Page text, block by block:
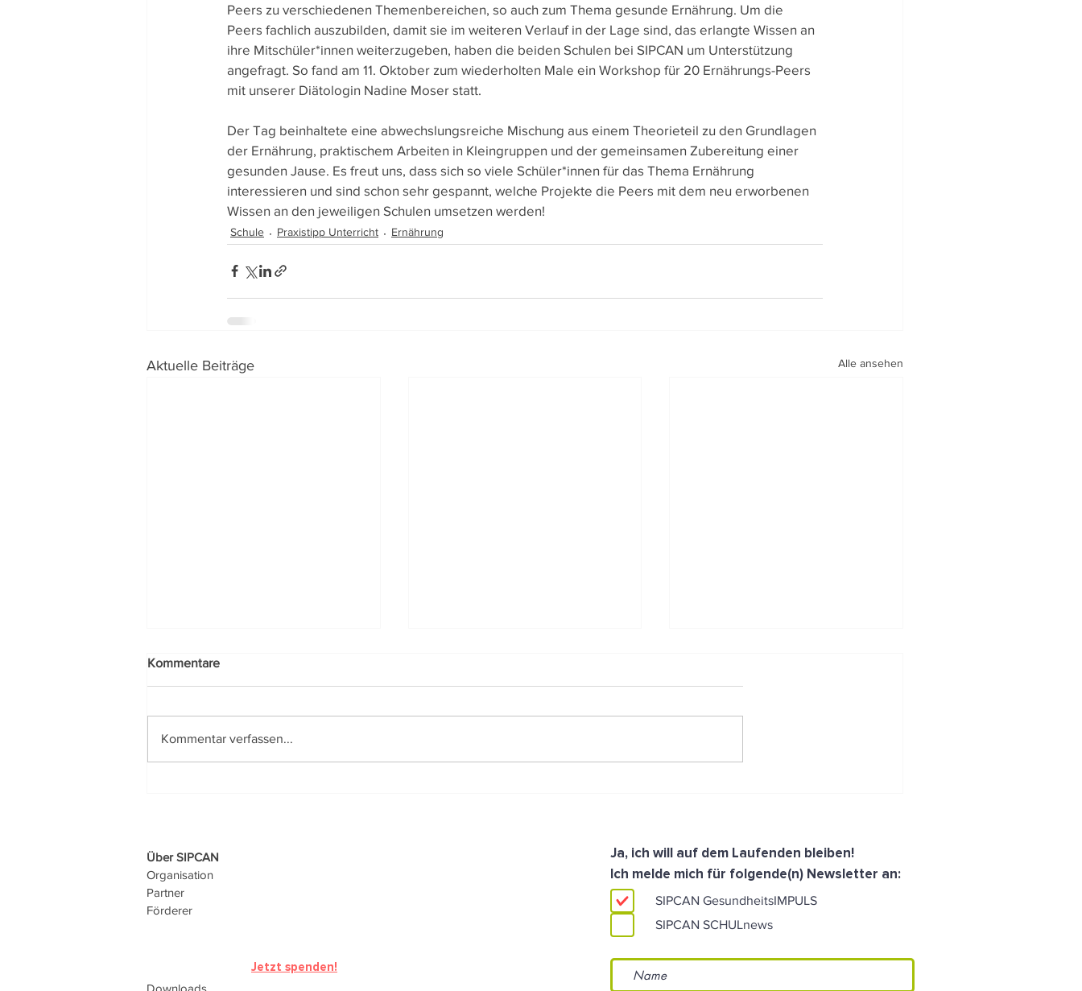
Peers zu verschiedenen Themenbereichen, so auch zum Thema gesunde Ernährung. Um die
Peers fachlich auszubilden, damit sie im weiteren Verlauf in der Lage sind, das erlangte Wissen an
ihre Mitschüler*innen weiterzugeben, haben die beiden Schulen bei SIPCAN um Unterstützung
angefragt. So fand am 11. Oktober zum wiederholten Male ein Workshop für 20 Ernährungs-Peers
mit unserer Diätologin Nadine Moser statt.
Der Tag beinhaltete eine abwechslungsreiche Mischung aus einem Theorieteil zu den Grundlagen
der Ernährung, praktischem Arbeiten in Kleingruppen und der gemeinsamen Zubereitung einer
gesunden Jause. Es freut uns, dass sich so viele Schüler*innen für das Thema Ernährung
interessieren und sind schon sehr gespannt, welche Projekte die Peers mit dem neu erworbenen
Wissen an den jeweiligen Schulen umsetzen werden!
Schule Praxistipp Unterricht Ernährung
Aktuelle Beiträge Alle ansehen
Kommentare
Kommentar verfassen...
Über SIPCAN
Organisation
Partner
Förderer
Jetzt spenden!
Ja, ich will auf dem Laufenden bleiben!
Ich melde mich für folgende(n) Newsletter an:
SIPCAN GesundheitsIMPULS
SIPCAN SCHULnews